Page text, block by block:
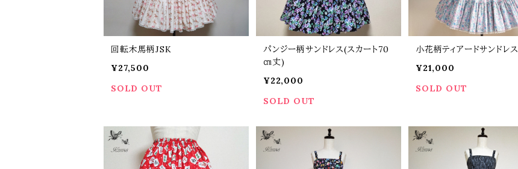
回転木馬柄JSK
¥27,500
SOLD OUT
パンジー柄サンドレス(スカート70
㎝丈)
¥22,000
SOLD OUT
小花柄ティアードサンドレス
¥21,000
SOLD OUT